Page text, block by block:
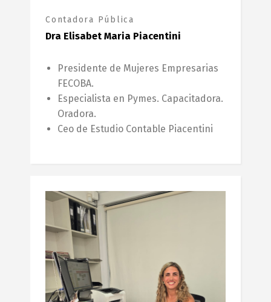
Contadora Pública
Dra Elisabet Maria Piacentini
Presidente de Mujeres Empresarias
FECOBA.
Especialista en Pymes. Capacitadora.
Oradora.
Ceo de Estudio Contable Piacentini